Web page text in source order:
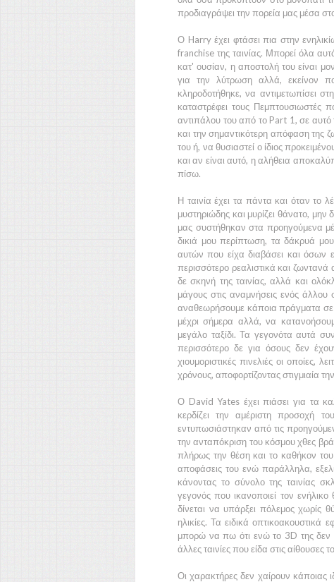
προδιαγράψει την πορεία μας μέσα
Ο Harryέχει φτάσει πια στην
franchise της ταινίας. Μπορεί όλα
κατ' ουσίαν, η αποστολή του είναι
για την λύτρωση αλλά, εκείνον
κληροδοτήθηκε, να αντιμετωπίσει
καταστρέφει τους Πεμπτουσιωστές
αντιπάλου του από το Part 1, σε αυτό
και την σημαντικότερη απόφαση της
του ή, να θυσιαστεί ο ίδιος
και αν είναι αυτό, η αλήθεια
πίσω.
Η ταινία έχει τα πάντα και όταν το
μυστηριώδης και μυρίζει θάνατο,
μας συστήθηκαν στα προηγούμενα
δικιά μου περίπτωση, τα δάκρυά
αυτών που είχα διαβάσει και όσων
περισσότερο ρεαλιστικά και
δε σκηνή της ταινίας, αλλά και
μάγους στις αναμνήσεις ενός
αναθεωρήσουμε κάποια πράγματα σε
μέχρι σήμερα αλλά, να
μεγάλο ταξίδι. Τα γεγονότα αυτά
περισσότερο δε για όσους δεν
χιουμοριστικές πινελιές οι οποίες,
χρόνους, αποφορτίζοντας στιγμιαία
Ο David Yates έχει πιάσει για τα
κερδίζει την αμέριστη προσοχή
εντυπωσιάστηκαν από τις
την ανταπόκριση του κόσμου χθες
πλήρως την θέση και το καθήκον
αποφάσεις του ενώ παράλληλα,
κάνοντας το σύνολο της ταινίας
γεγονός που ικανοποιεί τον
δίνεται να υπάρξει πόλεμος χωρίς
ηλικίες. Τα ειδικά
μπορώ να πω ότι ενώ το 3D της
άλλες ταινίες που είδα στις αίθουσες
Οι χαρακτήρες δεν χαίρουν κάποιας